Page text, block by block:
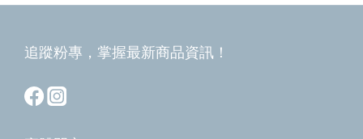
追蹤粉專，掌握最新商品資訊！